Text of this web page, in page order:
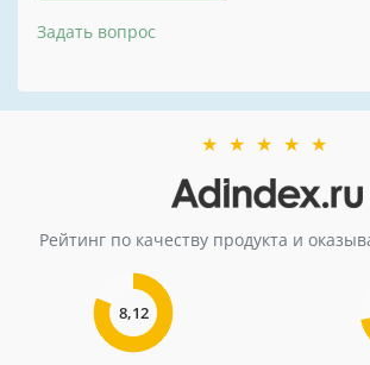
Задать вопрос
★ ★ ★ ★ ★
Рейтинг по качеству продукта и
8,12